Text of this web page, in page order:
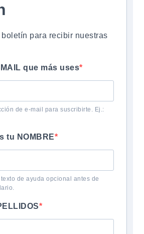
para recibir nuestras
que más uses
de e-mail para suscribirte. Ej.:
tu NOMBRE
de ayuda opcional antes de